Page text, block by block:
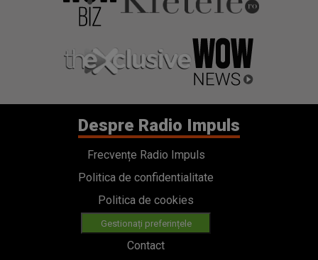
Despre Radio Impuls
Frecvențe Radio Impuls
Politica de confidentialitate
Politica de cookies
Gestionați preferințele
Contact